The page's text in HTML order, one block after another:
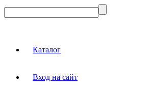
Каталог
Вход на сайт